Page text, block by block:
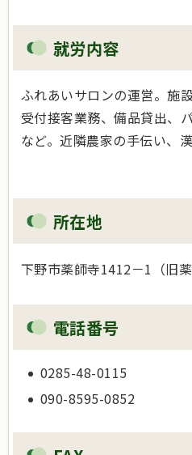
就労内容
ふれあいサロンの運営。施
受付接客業務、備品貸出、
など。近隣農家の手伝い、
所在地
下野市薬師寺1412－1（旧薬
電話番号
0285-48-0115
090-8595-0852